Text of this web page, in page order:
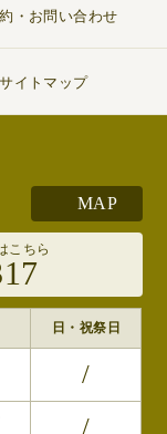
・お問い合わせ
サイトマップ
MAP
こちら
日・祝祭日
/
/